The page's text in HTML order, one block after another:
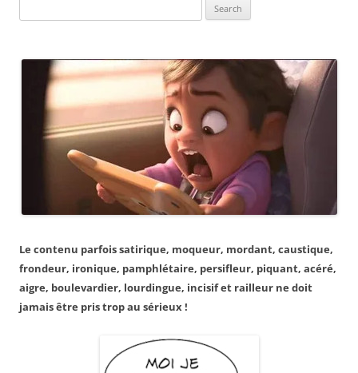
for:
Le contenu parfois satirique, moqueur, mordant, caustique,
frondeur, ironique, pamphlétaire, persifleur, piquant, acéré,
aigre, boulevardier, lourdingue, incisif et railleur ne doit
jamais être pris trop au sérieux !